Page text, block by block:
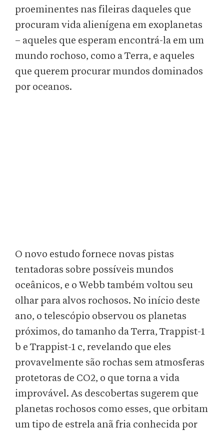
proeminentes nas fileiras daqueles que
procuram vida alienígena em exoplanetas
– aqueles que esperam encontrá-la em um
mundo rochoso, como a Terra, e aqueles
que querem procurar mundos dominados
por oceanos.
O novo estudo fornece novas pistas
tentadoras sobre possíveis mundos
oceânicos, e o Webb também voltou seu
olhar para alvos rochosos. No início deste
ano, o telescópio observou os planetas
próximos, do tamanho da Terra, Trappist-1
b e Trappist-1 c, revelando que eles
provavelmente são rochas sem atmosferas
protetoras de CO2, o que torna a vida
improvável. As descobertas sugerem que
planetas rochosos como esses, que orbitam
um tipo de estrela anã fria conhecida por